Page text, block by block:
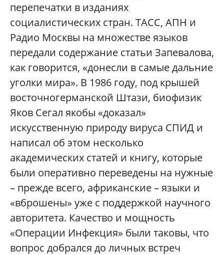
перепечатки в изданиях
социалистических стран. ТАСС, АПН и
Радио Москвы на множестве языков
передали содержание статьи Запевалова,
как говорится, «донесли в самые дальние
уголки мира». В 1986 году, под крышей
восточногерманской Штази, биофизик
Яков Сегал якобы «доказал»
искусственную природу вируса СПИД и
написал об этом несколько
академических статей и книгу, которые
были оперативно переведены на нужные
– прежде всего, африканские – языки и
«вброшены» уже с поддержкой научного
авторитета. Качество и мощность
«Операции Инфекция» были таковы, что
вопрос добрался до личных встреч